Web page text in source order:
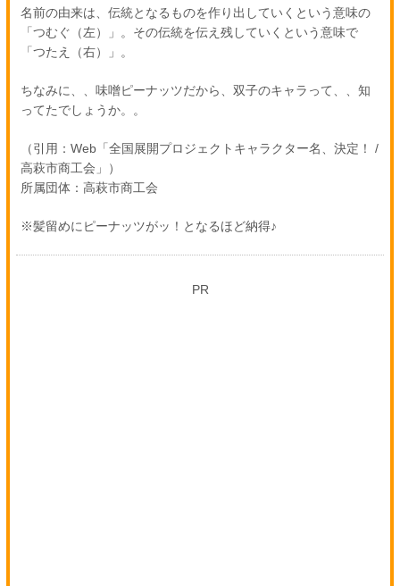
名前の由来は、伝統となるものを作り出していくという意味の
「つむぐ（左）」。その伝統を伝え残していくという意味で
「つたえ（右）」。
ちなみに、、味噌ピーナッツだから、双子のキャラって、、知
ってたでしょうか。。
（引用：Web「全国展開プロジェクトキャラクター名、決定！ /
高萩市商工会」）
所属団体：高萩市商工会
※髪留めにピーナッツがッ！となるほど納得♪
PR